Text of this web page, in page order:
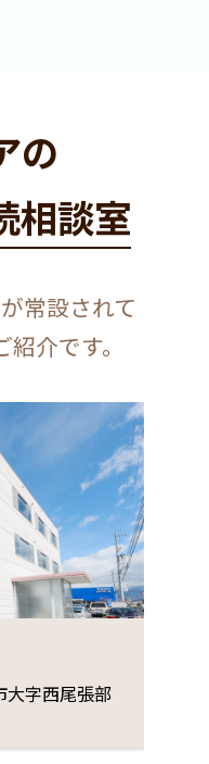
、書類集めや話
るのに時間が
期限まで期間
質を落とすわ
凝縮されるた
しまいます。
※【1】【2】の
の
相談室
常設されて
介です。
大字西尾張部